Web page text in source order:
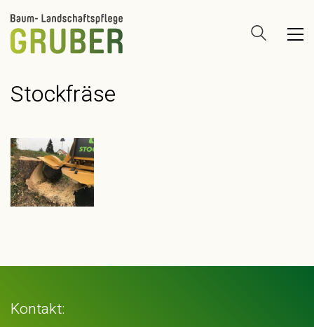
Stockfräse
Kontakt: